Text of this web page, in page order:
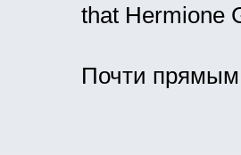
that Hermione
Почти прямым